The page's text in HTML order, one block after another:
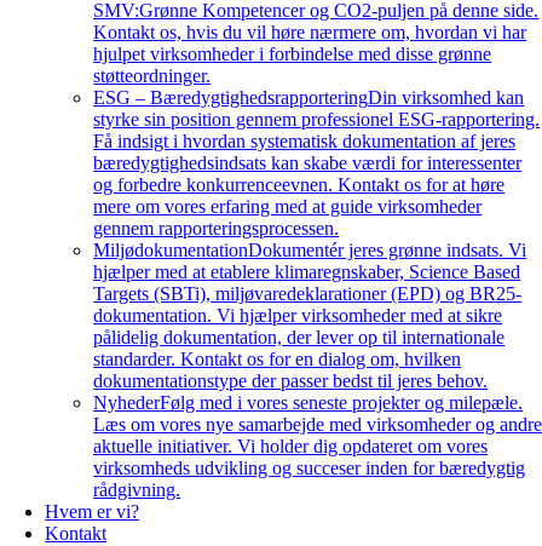
SMV:Grønne Kompetencer og CO2-puljen på denne side.
Kontakt os, hvis du vil høre nærmere om, hvordan vi har
hjulpet virksomheder i forbindelse med disse grønne
støtteordninger.
ESG – BæredygtighedsrapporteringDin virksomhed kan
styrke sin position gennem professionel ESG-rapportering.
Få indsigt i hvordan systematisk dokumentation af jeres
bæredygtighedsindsats kan skabe værdi for interessenter
og forbedre konkurrenceevnen. Kontakt os for at høre
mere om vores erfaring med at guide virksomheder
gennem rapporteringsprocessen.
MiljødokumentationDokumentér jeres grønne indsats. Vi
hjælper med at etablere klimaregnskaber, Science Based
Targets (SBTi), miljøvaredeklarationer (EPD) og BR25-
dokumentation. Vi hjælper virksomheder med at sikre
pålidelig dokumentation, der lever op til internationale
standarder. Kontakt os for en dialog om, hvilken
dokumentationstype der passer bedst til jeres behov.
NyhederFølg med i vores seneste projekter og milepæle.
Læs om vores nye samarbejde med virksomheder og andre
aktuelle initiativer. Vi holder dig opdateret om vores
virksomheds udvikling og succeser inden for bæredygtig
rådgivning.
Hvem er vi?
Kontakt